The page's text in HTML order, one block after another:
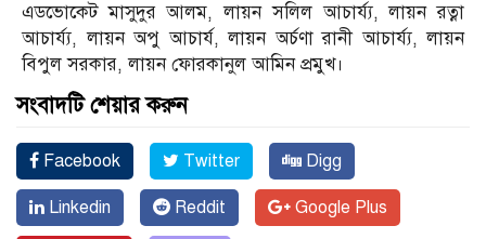
এডভোকেট মাসুদুর আলম, লায়ন সলিল আচার্য্য, লায়ন রত্না
আচার্য্য, লায়ন অপু আচার্য, লায়ন অর্চণা রানী আচার্য্য, লায়ন
বিপুল সরকার, লায়ন ফোরকানুল আমিন প্রমুখ।
সংবাদটি শেয়ার করুন
Facebook Twitter Digg
Linkedin Reddit Google Plus